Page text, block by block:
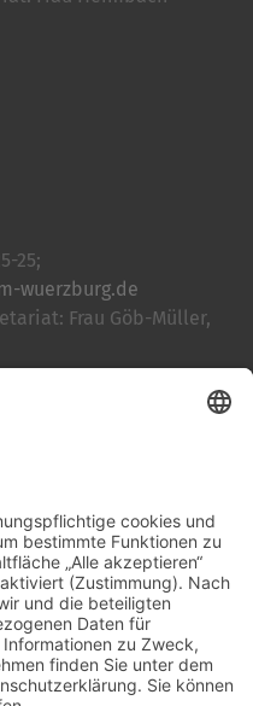
25;
wuerzburg.de
Frau Göb-Müller,